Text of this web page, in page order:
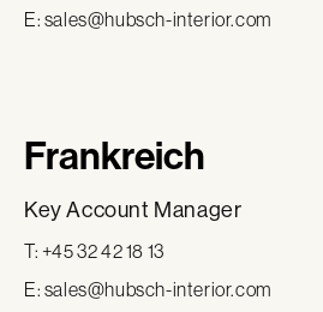
E: sales@hubsch-interior.com
Frankreich
Key Account Manager
T: +45 32 42 18 13
E: sales@hubsch-interior.com